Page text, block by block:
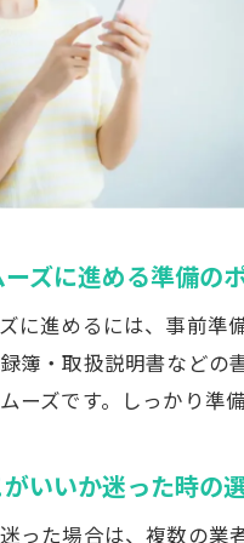
ズに進める準備の
に進めるには、事前準
簿・取扱説明書など
ーズです。しっかり準
いいか迷った時の
った場合は、複数の